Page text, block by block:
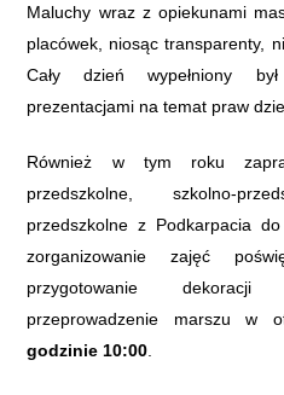
Maluchy wraz z opiekunami
placówek, niosąc transparenty,
Cały dzień wypełniony
prezentacjami na temat praw
Również w tym roku
przedszkolne, szkolno-
przedszkolne z Podkarpacia
zorganizowanie zajęć
przygotowanie dekoracji
przeprowadzenie marszu w
godzinie 10:00